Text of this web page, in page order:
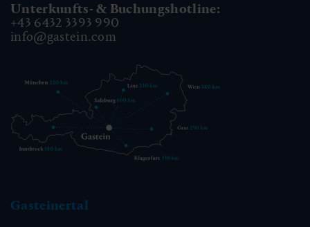
Unterkunfts- & Buchungshotline:
+43 6432 3393 990
info@gastein.com
Gasteinertal